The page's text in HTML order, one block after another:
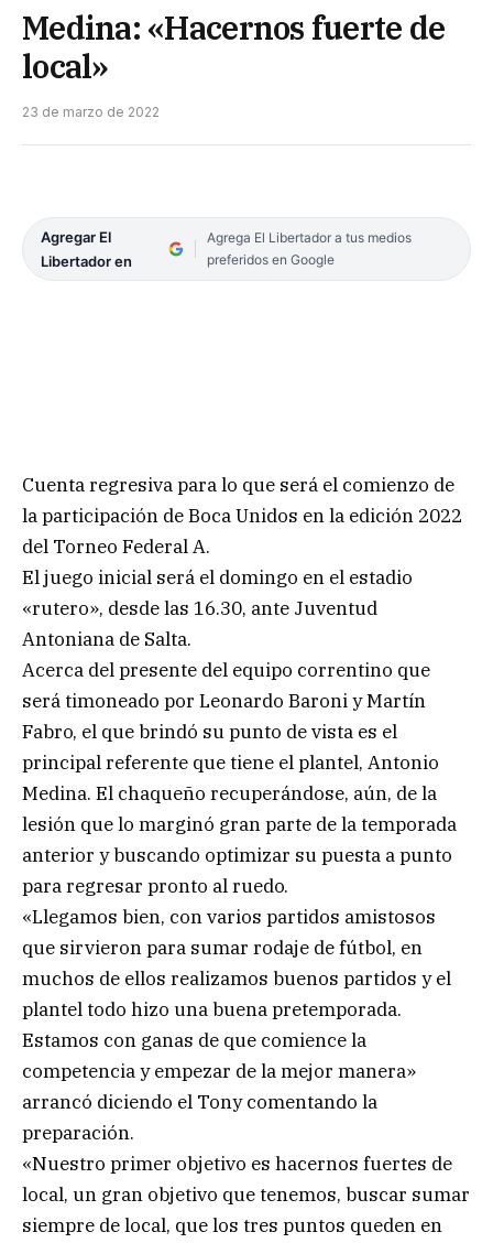
Medina: «Hacernos fuerte de
local»
23 de marzo de 2022
Agregar El
Libertador en
Agrega El Libertador a tus medios
preferidos en Google
Cuenta regresiva para lo que será el comienzo de
la participación de Boca Unidos en la edición 2022
del Torneo Federal A.
El juego inicial será el domingo en el estadio
«rutero», desde las 16.30, ante Juventud
Antoniana de Salta.
Acerca del presente del equipo correntino que
será timoneado por Leonardo Baroni y Martín
Fabro, el que brindó su punto de vista es el
principal referente que tiene el plantel, Antonio
Medina. El chaqueño recuperándose, aún, de la
lesión que lo marginó gran parte de la temporada
anterior y buscando optimizar su puesta a punto
para regresar pronto al ruedo.
«Llegamos bien, con varios partidos amistosos
que sirvieron para sumar rodaje de fútbol, en
muchos de ellos realizamos buenos partidos y el
plantel todo hizo una buena pretemporada.
Estamos con ganas de que comience la
competencia y empezar de la mejor manera»
arrancó diciendo el Tony comentando la
preparación.
«Nuestro primer objetivo es hacernos fuertes de
local, un gran objetivo que tenemos, buscar sumar
siempre de local, que los tres puntos queden en